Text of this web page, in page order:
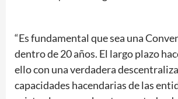
“Es fundamental que sea una
dentro de 20 años. El largo plazo
ello con una verdadera
capacidades hacendarias de las